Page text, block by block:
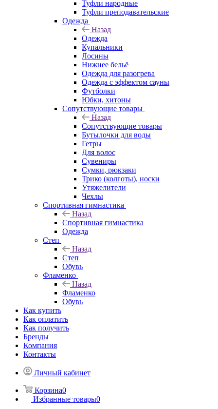
Туфли народные
Туфли преподавательские
Одежда
Назад
Одежда
Купальники
Лосины
Нижнее бельё
Одежда для разогрева
Одежда с эффектом сауны
Футболки
Юбки, хитоны
Сопутствующие товары
Назад
Сопутствующие товары
Бутылочки для воды
Гетры
Для волос
Сувениры
Сумки, рюкзаки
Трико (колготы), носки
Утяжелители
Чехлы
Спортивная гимнастика
Назад
Спортивная гимнастика
Одежда
Степ
Назад
Степ
Обувь
Фламенко
Назад
Фламенко
Обувь
Как купить
Как оплатить
Как получить
Бренды
Компания
Контакты
Личный кабинет
Корзина0
Избранные товары0